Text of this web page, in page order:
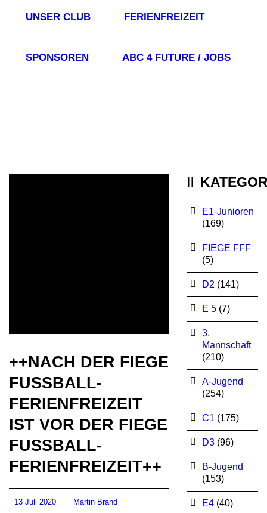
UNSER CLUB FERIENFREIZEIT
SPONSOREN ABC 4 FUTURE / JOBS
++NACH DER FIEGE
FUSSBALL-
FERIENFREIZEIT
IST VOR DER FIEGE
FUSSBALL-
FERIENFREIZEIT++
13 Juli 2020 Martin Brand
E1-Junioren
(169)
FIEGE FFF
(5)
D2 (141)
E 5(7)
3.
Mannschaft
(210)
A-Jugend
(254)
C1 (175)
D3(96)
B-Jugend
(153)
E4(40)